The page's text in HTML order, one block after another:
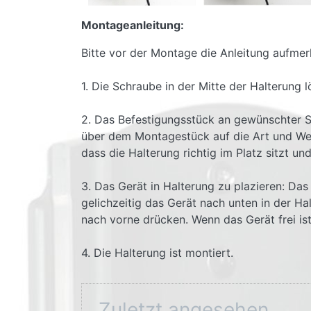
Montageanleitung:
Bitte vor der Montage die Anleitung
1. Die Schraube in der Mitte der Halterung
2. Das Befestigungsstück an gewünschter
über dem Montagestück auf die Art und
dass die Halterung richtig im Platz sitzt
3. Das Gerät in Halterung zu plazieren:
gelichzeitig das Gerät nach unten in der
nach vorne drücken. Wenn das Gerät frei
4. Die Halterung ist montiert.